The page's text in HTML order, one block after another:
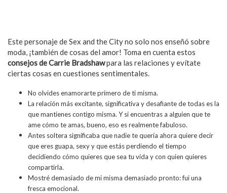
Este personaje de Sex and the City no solo nos enseñó sobre
moda, ¡también de cosas del amor! Toma en cuenta estos
consejos de Carrie Bradshawpara las relaciones y evítate
ciertas cosas en cuestiones sentimentales.
No olvides enamorarte primero de ti misma.
La relación más excitante, significativa y desafiante de todas es la
que mantienes contigo misma. Y si encuentras a alguien que te
ame cómo te amas, bueno, eso es realmente fabuloso.
Antes soltera significaba que nadie te quería ahora quiere decir
que eres guapa, sexy y que estás perdiendo el tiempo
decidiendo cómo quieres que sea tu vida y con quien quieres
compartirla.
Mostré demasiado de mi misma demasiado pronto: fui una
fresca emocional.